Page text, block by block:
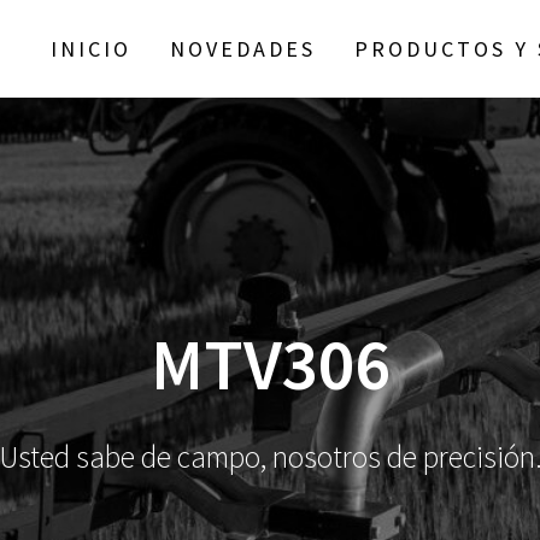
INICIO NOVEDADES PRODUCTOS Y
MTV306
sabe de campo, nosotros de